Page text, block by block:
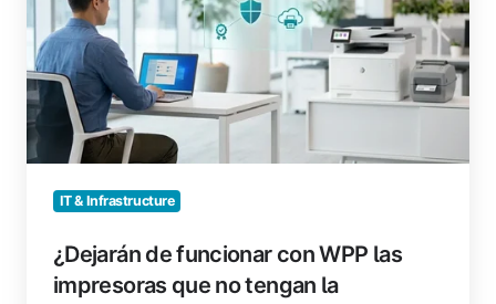
WPP
las
impresoras
que
no
tengan
Mopria?
IT & Infrastructure
¿Dejarán de funcionar con WPP las
impresoras que no tengan la